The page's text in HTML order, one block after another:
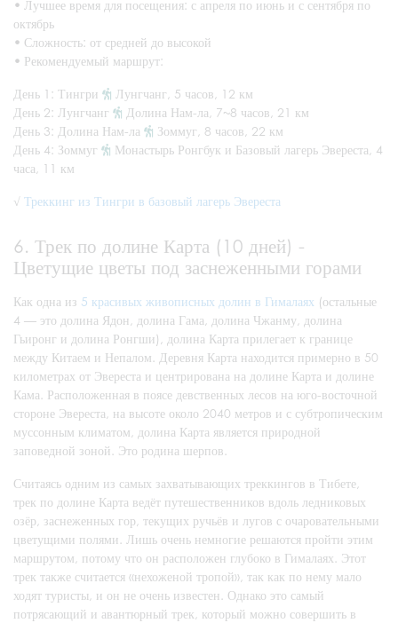
• Лучшее время для посещения: с апреля по июнь и с сентября по
октябрь
• Сложность: от средней до высокой
• Рекомендуемый маршрут:
День 1: Тингри
Лунгчанг, 5 часов, 12 км
День 2: Лунгчанг
Долина Нам-ла, 7~8 часов, 21 км
День 3: Долина Нам-ла
Зоммуг, 8 часов, 22 км
День 4: Зоммуг
Монастырь Ронгбук и Базовый лагерь Эвереста, 4
часа, 11 км
√ Треккинг из Тингри в базовый лагерь Эвереста
6. Трек по долине Карта (10 дней) -
Цветущие цветы под заснеженными горами
Как одна из 5 красивых живописных долин в Гималаях (остальные
4 — это долина Ядон, долина Гама, долина Чжанму, долина
Гьиронг и долина Ронгши), долина Карта прилегает к границе
между Китаем и Непалом. Деревня Карта находится примерно в 50
километрах от Эвереста и центрирована на долине Карта и долине
Кама. Расположенная в поясе девственных лесов на юго-восточной
стороне Эвереста, на высоте около 2040 метров и с субтропическим
муссонным климатом, долина Карта является природной
заповедной зоной. Это родина шерпов.
Считаясь одним из самых захватывающих треккингов в Тибете,
трек по долине Карта ведёт путешественников вдоль ледниковых
озёр, заснеженных гор, текущих ручьёв и лугов с очаровательными
цветущими полями. Лишь очень немногие решаются пройти этим
маршрутом, потому что он расположен глубоко в Гималаях. Этот
трек также считается «нехоженой тропой», так как по нему мало
ходят туристы, и он не очень известен. Однако это самый
потрясающий и авантюрный трек, который можно совершить в